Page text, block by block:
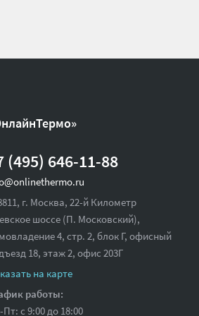
(495) 646-11-88
г. Москва, 22-й Километр
шоссе (П. Московский),
4, стр. 2, блок Г, офисный
18,этаж 2, офис 203Г
на карте
работы:
с 9:00 до 18:00